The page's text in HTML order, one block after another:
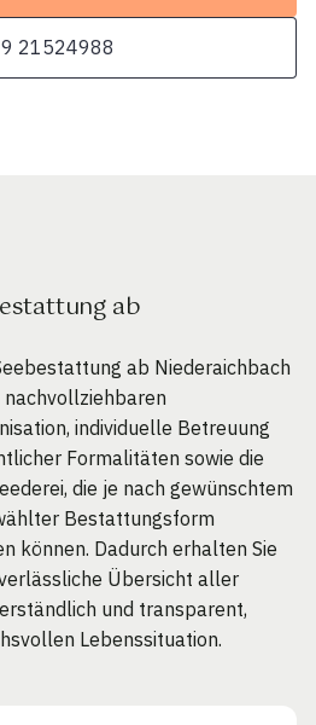
21524988
ab
ab Niederaichbach
individuelle Betreuung
Formalitäten sowie die
die je nach gewünschtem
Bestattungsform
können. Dadurch erhalten Sie
Übersicht aller
und transparent,
Lebenssituation.